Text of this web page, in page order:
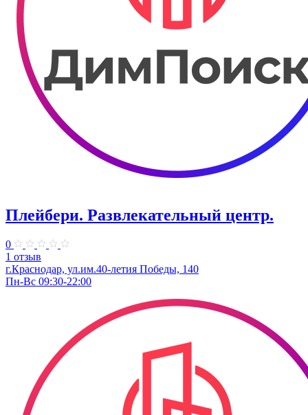
Плейбери. ​Развлекательный центр.
0
1 отзыв
г.Краснодар, ул.им.40-летия Победы, 140
Пн-Вс 09:30-22:00